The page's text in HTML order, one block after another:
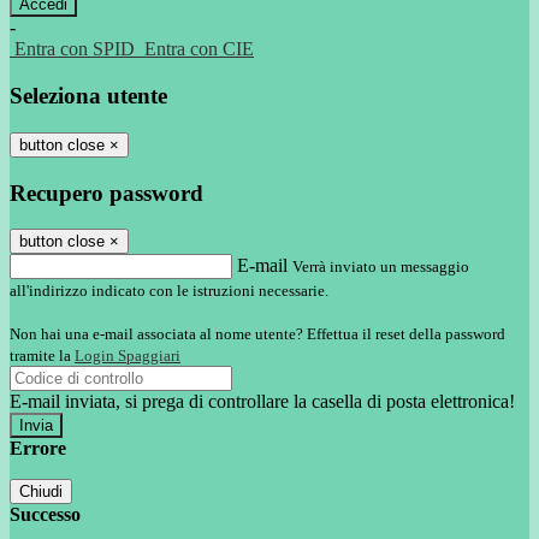
-
Entra con SPID Entra con CIE
Seleziona utente
button close ×
Recupero password
button close ×
E-mail Verrà inviato un messaggio
all'indirizzo indicato con le istruzioni necessarie.
Non hai una e-mail associata al nome utente? Effettua il reset della password
tramite la Login Spaggiari
E-mail inviata, si prega di controllare la casella di posta elettronica!
Errore
Chiudi
Successo